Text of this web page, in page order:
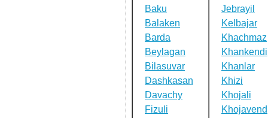
Baku
Balaken
Barda
Beylagan
Bilasuvar
Dashkasan
Davachy
Fizuli
Jebrayil
Kelbajar
Khachmaz
Khankendi
Khanlar
Khizi
Khojali
Khojavend